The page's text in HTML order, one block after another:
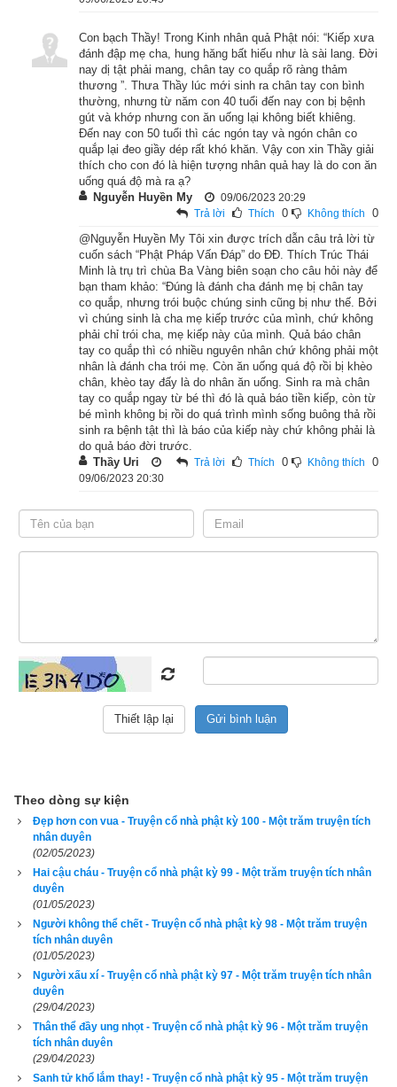
Khi ấy Phật thuyết pháp Tứ diệu đế cho mọi người nghe.
Chàng nghe rồi tâm ý được khai mở, đắc quả Tu-đà-hoàn. Khi
về nhà liền thưa với cha mẹ xin xuất gia tu tập.
Cha mẹ nghe vậy rồi, do lòng thương không muốn trái ý con,
liền cùng đi đến chỗ Phật xin cho con xuất gia. Phật nói: “Lành
thay đó, tỳ-kheo!” Tức thì, râu tóc tự nhiên rụng sạch, áo cà-
sa hiện ra nơi thân, thành một vị sa-môn oai nghi đầy đủ.
sáng, Sáu phép thần thông, Tám môn giải thoát, khắp cõi trời
người ai gặp cũng đều kính trọng, ngưỡng mộ.
Chư tỳ-kheo thấy việc như vậy, thưa hỏi Phật rằng: “Bạch Thế
Tôn! Vị tỳ-kheo Oai Đức này trước đã trồng những căn lành gì
mà nay sinh ra có hình tướng xinh đẹp, dung nhan tươi tỉnh, ai
gặp cũng đều kính ngưỡng, lại được gặp Phật mà xuất gia
Phật bảo chư tỳ-kheo: “Các ngươi hãy chú tâm lắng nghe, ta
sẽ vì các ngươi mà phân biệt giảng nói. Về thuở quá khứ
cách đây chín mươi mốt kiếp, xứ Ba-la-nại có vị Phật ra đời
hiệu là Tỳ-bà-thi. Hóa duyên đã mãn, Phật liền nhập Niết-bàn.
phủ nhiều nơi, liền tự đi kiếm hoa tươi mà thay vào bình, rồi lại
lau chùi bụi bặm, quét dọn sạch sẽ mọi nơi trong tháp. Nhờ
công đức ấy, trải qua chín mươi mốt kiếp không đọa vào các
chốn địa ngục, súc sanh, ngạ quỷ, sinh ra trong cõi trời người
thường có hình dung xinh đẹp, lại luôn được mọi người tự
Phật lại dạy rằng: “Người đi đường thuở ấy thay hoa tươi
cúng Phật và quét dọn trong tháp, nay là tỳ-kheo Oai Đức đó.”
Các vị tỳ-kheo nghe Phật thuyết nhân duyên này xong thảy
đều vui mừng tin nhận.
Để đọc online trọn bộ Sách Một trăm truyện tích nhân duyên
kích vào đây. Hãy ủng hộ website bằng cách truy cập lịch vạn
niên trên xemvm.com. Lịch vạn niên của chúng tôi không chỉ
có các tính năng cơ bản như đổi lịch dương sang lịch âm,
can chi, lịch tiết khí, xem ngày giờ Hoàng Đạo – Hắc Đạo
xem ngày theo Ngọc hạp thông thư,
bát tú mà còn có nhiều tính năng nâng cao khác như xem
Con bạch Thầy! Trong Kinh nhân quả Phật nói: “Kiếp xưa
đánh đập mẹ cha, hung hăng bất hiếu như là sài lang. Đời
nay dị tật phải mang, chân tay co quắp rõ ràng thảm
thương ”. Thưa Thầy lúc mới sinh ra chân tay con bình
thường, nhưng từ năm con 40 tuổi đến nay con bị bệnh
gút và khớp nhưng con ăn uống lại không biết khiêng.
Đến nay con 50 tuổi thì các ngón tay và ngón chân co
quắp lại đeo giầy dép rất khó khăn. Vậy con xin Thầy giải
thích cho con đó là hiện tượng nhân quả hay là do con ăn
uống quá độ mà ra ạ?
Nguyễn Huyền My
Trả lời Thích 0 Không thích 0
09/06/2023 20:29
@Nguyễn Huyền My Tôi xin được trích dẫn câu trả lời từ
cuốn sách “Phật Pháp Vấn Đáp” do ĐĐ. Thích Trúc Thái
Minh là trụ trì chùa Ba Vàng biên soạn cho câu hỏi này để
bạn tham khảo: “Đúng là đánh cha đánh mẹ bị chân tay
co quắp, nhưng trói buộc chúng sinh cũng bị như thế. Bởi
vì chúng sinh là cha mẹ kiếp trước của mình, chứ không
phải chỉ trói cha, mẹ kiếp này của mình. Quả báo chân
tay co quắp thì có nhiều nguyên nhân chứ không phải một
nhân là đánh cha trói mẹ. Còn ăn uống quá độ rồi bị khèo
chân, khèo tay đấy là do nhân ăn uống. Sinh ra mà chân
tay co quắp ngay từ bé thì đó là quả báo tiền kiếp, còn từ
bé mình không bị rồi do quá trình mình sống buông thả rồi
sinh ra bệnh tật thì là báo của kiếp này chứ không phải là
do quả báo đời trước.
Thầy Uri
Trả lời Thích 0 Không thích 0
09/06/2023 20:30
Theo dòng sự kiện
Đẹp hơn con vua - Truyện cổ nhà phật kỳ 100 - Một trăm truyện tích
nhân duyên
(02/05/2023)
Hai cậu cháu - Truyện cổ nhà phật kỳ 99 - Một trăm truyện tích nhân
duyên
(01/05/2023)
Người không thể chết - Truyện cổ nhà phật kỳ 98 - Một trăm truyện
tích nhân duyên
(01/05/2023)
Người xấu xí - Truyện cổ nhà phật kỳ 97 - Một trăm truyện tích nhân
duyên
(29/04/2023)
Thân thể đầy ung nhọt - Truyện cổ nhà phật kỳ 96 - Một trăm truyện
tích nhân duyên
(29/04/2023)
Sanh tử khổ lắm thay! - Truyện cổ nhà phật kỳ 95 - Một trăm truyện